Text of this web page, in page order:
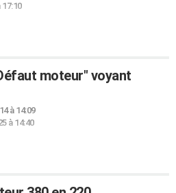
17:10
moteur" voyant
à 14:09
à 14:40